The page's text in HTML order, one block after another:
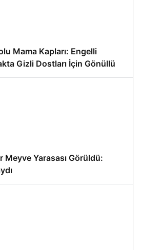
Mama Kapları: Engelli
Gizli Dostları İçin Gönüllü
Meyve Yarasası Görüldü: